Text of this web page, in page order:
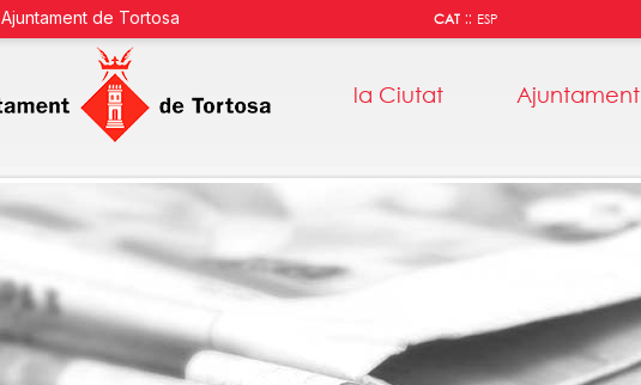
Ajuntament de Tortosa CAT:: ESP
la Ciutat Ajuntament